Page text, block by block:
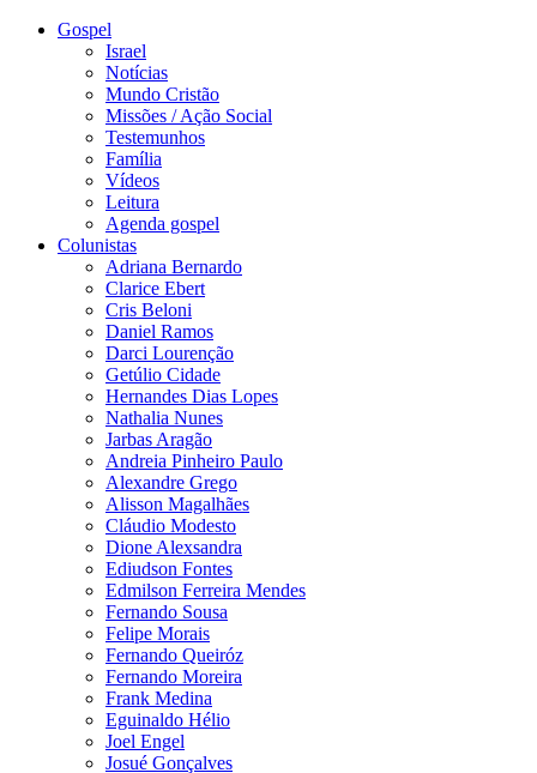
Gospel
Israel
Notícias
Mundo Cristão
Missões / Ação Social
Testemunhos
Família
Vídeos
Leitura
Agenda gospel
Colunistas
Adriana Bernardo
Clarice Ebert
Cris Beloni
Daniel Ramos
Darci Lourenção
Getúlio Cidade
Hernandes Dias Lopes
Nathalia Nunes
Jarbas Aragão
Andreia Pinheiro Paulo
Alexandre Grego
Alisson Magalhães
Cláudio Modesto
Dione Alexsandra
Ediudson Fontes
Edmilson Ferreira Mendes
Fernando Sousa
Felipe Morais
Fernando Queiróz
Fernando Moreira
Frank Medina
Eguinaldo Hélio
Joel Engel
Josué Gonçalves